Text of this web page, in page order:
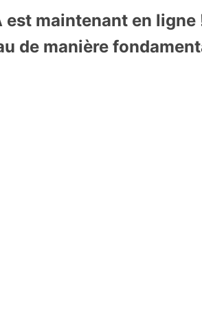
maintenant en
de manière